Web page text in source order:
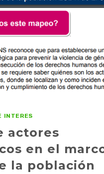
INTERES
actores
en el
la población